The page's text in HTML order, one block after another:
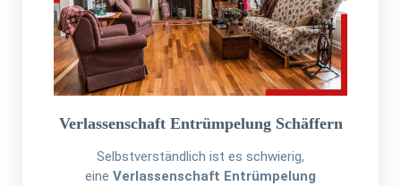
Verlassenschaft Entrümpelung Schäffern
Selbstverständlich ist es schwierig,
eine Verlassenschaft Entrümpelung